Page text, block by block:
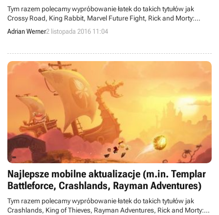
Tym razem polecamy wypróbowanie łatek do takich tytułów jak
Crossy Road, King Rabbit, Marvel Future Fight, Rick and Morty:
Pocket Mortys czy Sky Force Reloaded.
Adrian Werner2 listopada 2016 11:04
Najlepsze mobilne aktualizacje (m.in. Templar
Battleforce, Crashlands, Rayman Adventures)
Tym razem polecamy wypróbowanie łatek do takich tytułów jak
Crashlands, King of Thieves, Rayman Adventures, Rick and Morty: